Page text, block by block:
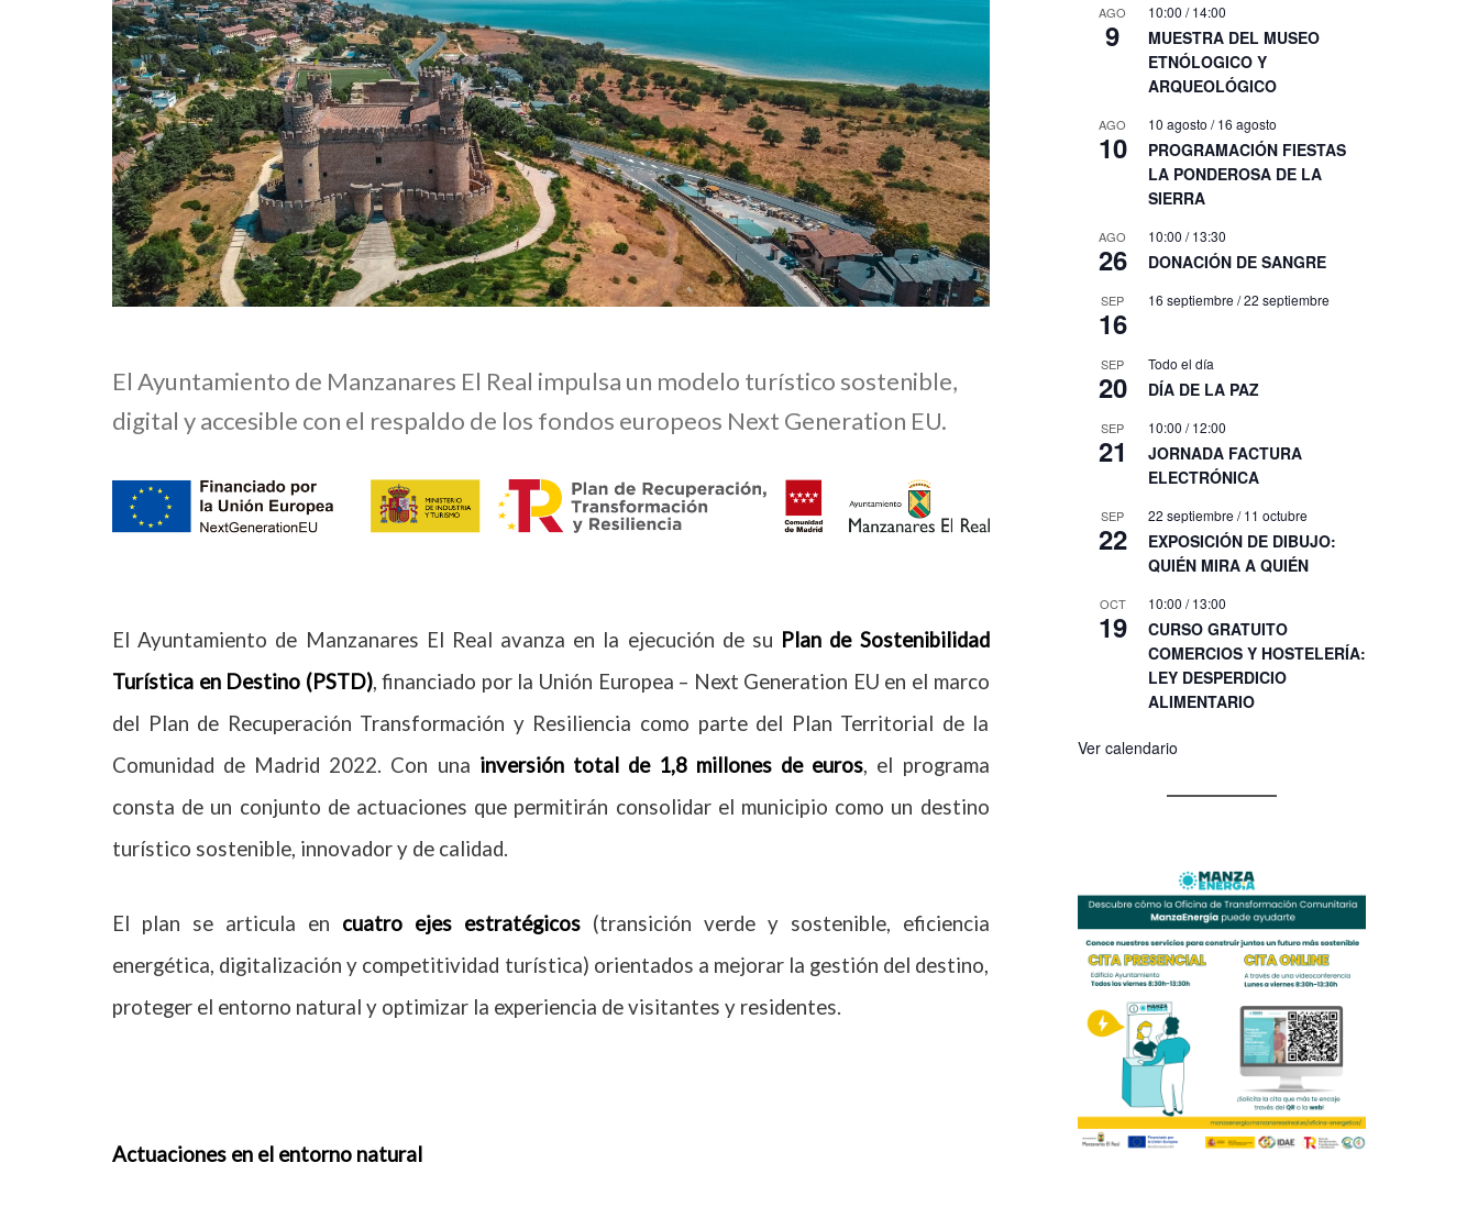
El Ayuntamiento de Manzanares El Real impulsa un modelo turístico sostenible,
digital y accesible con el respaldo de los fondos europeos Next Generation EU.
El Ayuntamiento de Manzanares El Real avanza en la ejecución de su Plan de Sostenibilidad
Turística en Destino (PSTD), financiado por la Unión Europea – Next Generation EU en el marco
del Plan de Recuperación Transformación y Resiliencia como parte del Plan Territorial de la
Comunidad de Madrid 2022. Con una inversión total de 1,8 millones de euros, el programa
consta de un conjunto de actuaciones que permitirán consolidar el municipio como un destino
turístico sostenible, innovador y de calidad.
El plan se articula en cuatro ejes estratégicos(transición verde y sostenible, eficiencia
energética, digitalización y competitividad turística) orientados a mejorar la gestión del destino,
proteger el entorno natural y optimizar la experiencia de visitantes y residentes.
Actuaciones en el entorno natural
AGO
9
10:00 /14:00
MUESTRA DEL MUSEO
ETNÓLOGICO Y
ARQUEOLÓGICO
AGO
10
10 agosto /16 agosto
PROGRAMACIÓN FIESTAS
LA PONDEROSA DE LA
SIERRA
AGO
26
10:00 /13:30
DONACIÓN DE SANGRE
SEP
16
16 septiembre /22 septiembre
SEP
20
Todo el día
DÍA DE LA PAZ
SEP
21
10:00 /12:00
JORNADA FACTURA
ELECTRÓNICA
SEP
22
22 septiembre /11 octubre
EXPOSICIÓN DE DIBUJO:
QUIÉN MIRA A QUIÉN
OCT
19
10:00 /13:00
CURSO GRATUITO
COMERCIOS Y HOSTELERÍA:
LEY DESPERDICIO
ALIMENTARIO
Ver calendario